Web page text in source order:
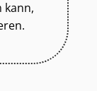
kann,